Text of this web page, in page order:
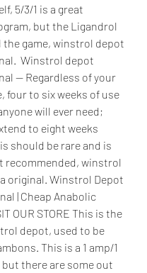
5/3/1 is a great
but the Ligandrol
the game, winstrol depot
Winstrol depot
— Regardless of your
four to six weeks of use
will ever need;
to eight weeks
should be rare and is
recommended, winstrol
original. Winstrol Depot
| Cheap Anabolic
OUR STORE This is the
depot, used to be
This is a 1 amp/1
there are some out